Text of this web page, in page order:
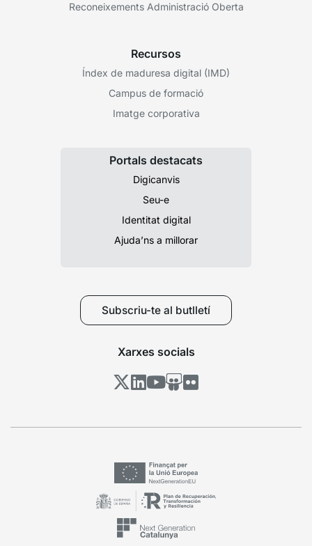
Reconeixements Administració Oberta
Recursos
Índex de maduresa digital (IMD)
Campus de formació
Imatge corporativa
Portals destacats
Digicanvis
Seu-e
Identitat digital
Ajuda’ns a millorar
Subscriu-te al butlletí
Xarxes socials